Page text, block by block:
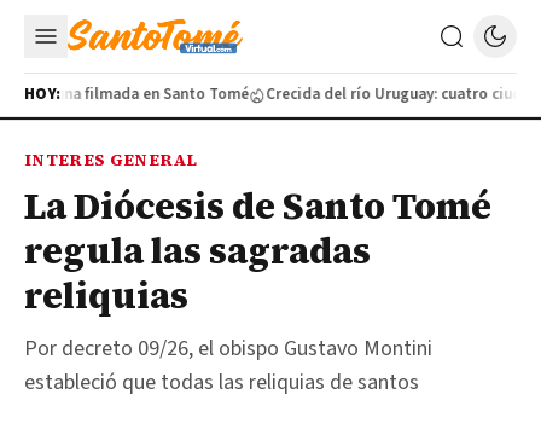
HOY:filmada en Santo Tomé Crecida del río Uruguay: cuatro
INTERES GENERAL
La Diócesis de Santo Tomé
regula las sagradas
reliquias
Por decreto 09/26, el obispo Gustavo Montini
estableció que todas las reliquias de santos